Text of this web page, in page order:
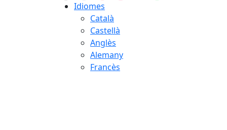
Idiomes
Català
Castellà
Anglès
Alemany
Francès